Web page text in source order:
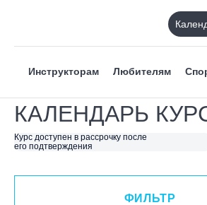
Инструкторам Любителям
КАЛЕНДАРЬ
Курс доступен в рассрочку после
его подтверждения
ФИЛЬТР
ВИД СПОРТА
Я ХОЧУ
КАТЕГОРИЯ
ФИЛЬТР